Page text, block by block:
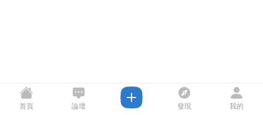
首頁 論壇 發現 我的